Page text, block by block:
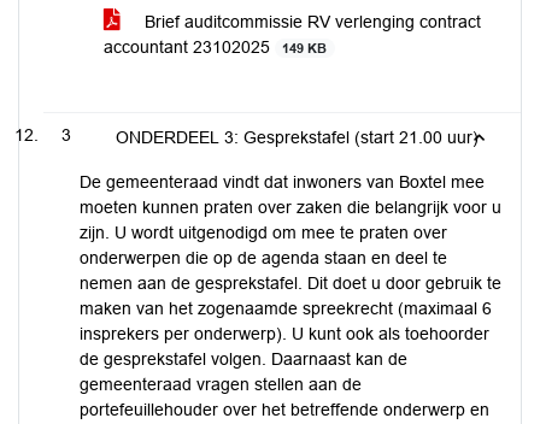
Brief auditcommissie RV verlenging contract
accountant 23102025
149 KB
3 ONDERDEEL 3: Gesprekstafel (start 21.00 uur)
De gemeenteraad vindt dat inwoners van Boxtel mee
moeten kunnen praten over zaken die belangrijk voor u
zijn. U wordt uitgenodigd om mee te praten over
onderwerpen die op de agenda staan en deel te
nemen aan de gesprekstafel. Dit doet u door gebruik te
maken van het zogenaamde spreekrecht (maximaal 6
insprekers per onderwerp). U kunt ook als toehoorder
de gesprekstafel volgen. Daarnaast kan de
gemeenteraad vragen stellen aan de
portefeuillehouder over het betreffende onderwerp en